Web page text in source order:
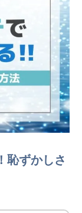
恥ずかしさ